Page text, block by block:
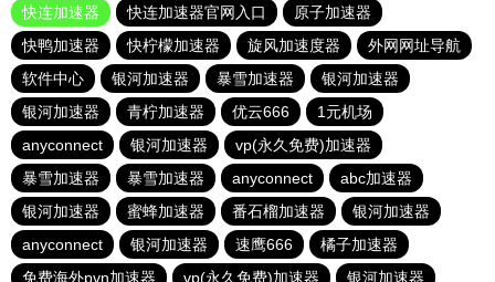
快连加速器
快连加速器官网入口
原子加速器
快鸭加速器
快柠檬加速器 旋风加速度器
外网网址导航
软件中心
银河加速器 暴雪加速器
银河加速器
银河加速器
青柠加速器 优云666
1元机场
anyconnect
银河加速器
vp(永久免费)加速器
暴雪加速器
暴雪加速器 anyconnect
abc加速器
银河加速器
蜜蜂加速器 番石榴加速器
银河加速器
anyconnect
银河加速器 速鹰666
橘子加速器
免费海外pvn加速器
vp(永久免费)加速器 银河加速器